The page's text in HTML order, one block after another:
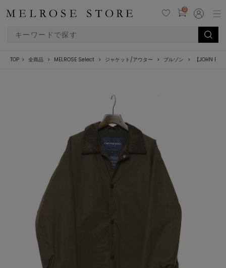
0
TOP 全商品 MELROSE Select ジャケット/アウター ブルゾン 【JOHN